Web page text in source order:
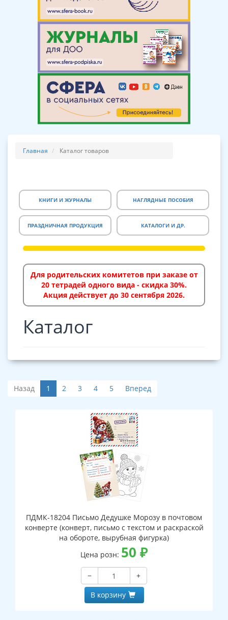
Главная Каталог товаров
КНИГИ И ЖУРНАЛЫ НАГЛЯДНЫЕ ПОСОБИЯ
ПРАЗДНИЧНАЯ ПРОДУКЦИЯ КАТАЛОГИ И ДР.
Для родительских комитетов при заказе от
20 тетрадей одного вида - скидка 30%.
Акция действует до 30 сентября 2026.
Каталог
Назад 1 2 3 4 5 Вперед
ПДМК-18204 Письмо Дедушке Морозу в почтовом
конверте (конверт, письмо с текстом и раскраской
на обороте, вырубная фигурка)
Цена розн: 50 ₽
−
+
В корзину